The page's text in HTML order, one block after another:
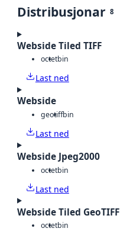
Distribusjonar 8
Webside Tiled TIFF
octetbin
Last ned
Webside
geotiffbin
Last ned
Webside Jpeg2000
octetbin
Last ned
Webside Tiled GeoTIFF
octetbin